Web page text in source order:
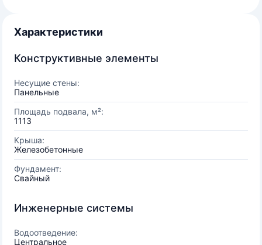
Характеристики
Конструктивные элементы
Несущие стены:
Панельные
Площадь подвала, м²:
1113
Крыша:
Железобетонные
Фундамент:
Свайный
Инженерные системы
Водоотведение:
Центральное